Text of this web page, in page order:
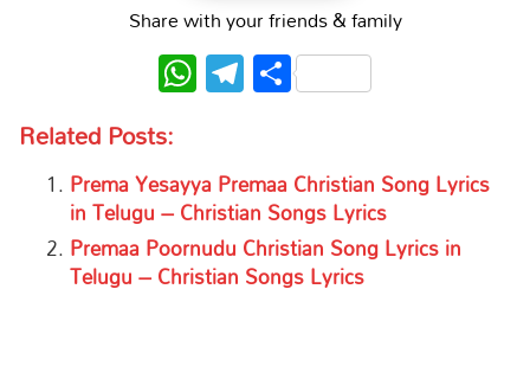
Share with your friends & family
WhatsApp
Telegram
Share
Related Posts:
Prema Yesayya Premaa Christian Song Lyrics
in Telugu – Christian Songs Lyrics
Premaa Poornudu Christian Song Lyrics in
Telugu – Christian Songs Lyrics